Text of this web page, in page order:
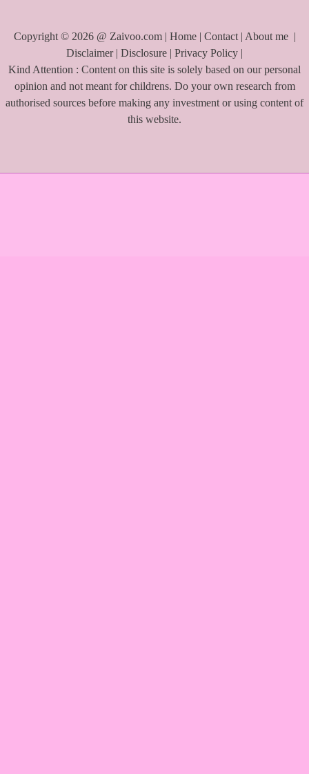
Copyright © 2026 @ Zaivoo.com | Home| Contact| About me |
Disclaimer| Disclosure | Privacy Policy |
Kind Attention : Content on this site is solely based on our personal
opinion and not meant for childrens. Do your own research from
authorised sources before making any investment or using content of
this website.